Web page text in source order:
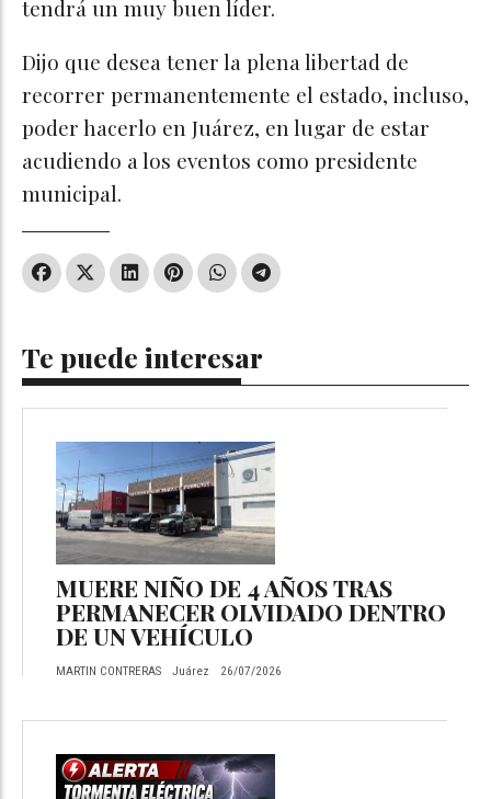
tendrá un muy buen líder.
Dijo que desea tener la plena libertad de
recorrer permanentemente el estado, incluso,
poder hacerlo en Juárez, en lugar de estar
acudiendo a los eventos como presidente
municipal.
Te puede interesar
MUERE NIÑO DE 4 AÑOS TRAS
PERMANECER OLVIDADO DENTRO
DE UN VEHÍCULO
MARTIN CONTRERAS Juárez 26/07/2026